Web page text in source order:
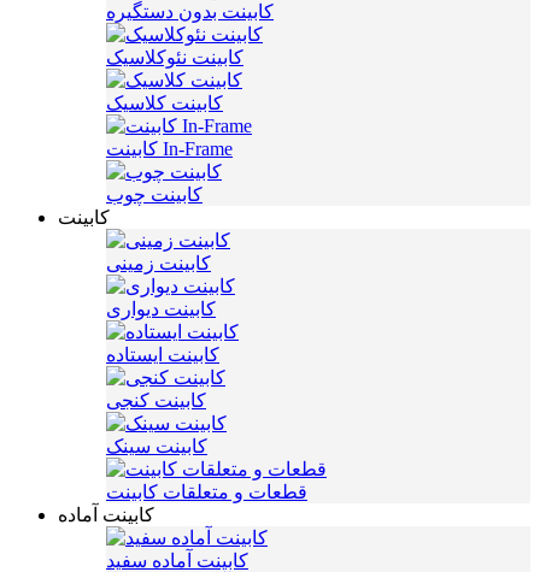
کابینت بدون دستگیره
کابینت نئوکلاسیک
کابینت کلاسیک
کابینت In-Frame
کابینت چوب
کابینت
کابینت زمینی
کابینت دیواری
کابینت ایستاده
کابینت کنجی
کابینت سینک
قطعات و متعلقات کابینت
کابینت آماده
کابینت آماده سفید